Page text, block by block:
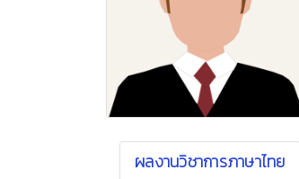
ผลงานวิชาการภาษาไทย